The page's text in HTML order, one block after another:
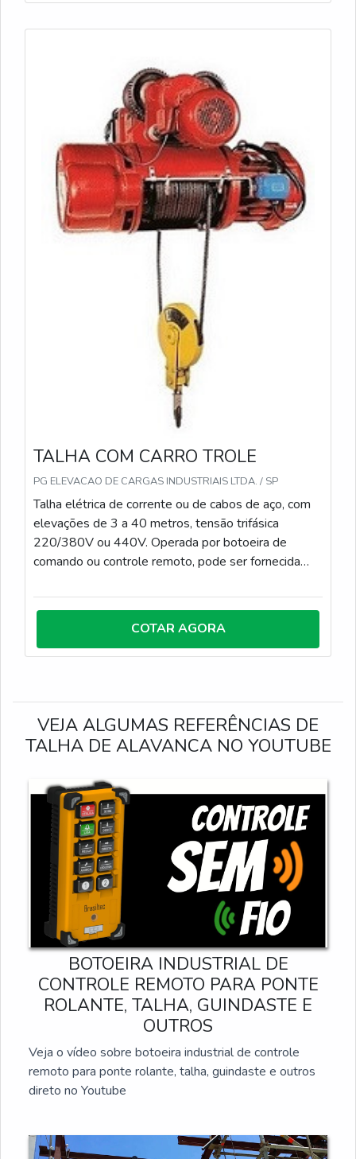
TALHA COM CARRO TROLE
PG ELEVACAO DE CARGAS INDUSTRIAIS LTDA. / SP
Talha elétrica de corrente ou de cabos de aço, com
elevações de 3 a 40 metros, tensão trifásica
220/380V ou 440V. Operada por botoeira de
comando ou controle remoto, pode ser fornecida
monovias, pórticos móveis ou ponte rolante.
COTAR AGORA
VEJA ALGUMAS REFERÊNCIAS DE
TALHA DE ALAVANCA NO YOUTUBE
BOTOEIRA INDUSTRIAL DE
CONTROLE REMOTO PARA PONTE
ROLANTE, TALHA, GUINDASTE E
OUTROS
Veja o vídeo sobre botoeira industrial de controle
remoto para ponte rolante, talha, guindaste e outros
direto no Youtube